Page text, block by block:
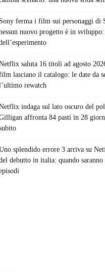
Sony ferma i film sui personaggi di
nuovo progetto è in sviluppo:
saluta 16 titoli ad agosto
lasciano il catalogo: le date da
rewatch
indaga sul lato oscuro del
affronta 84 pasti in 28
splendido errore 3 arriva su
debutto in italia: quando